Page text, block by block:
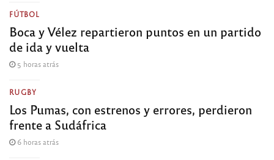
FÚTBOL
Boca y Vélez repartieron puntos en un partido
de ida y vuelta
5 horas atrás
RUGBY
Los Pumas, con estrenos y errores, perdieron
frente a Sudáfrica
6 horas atrás